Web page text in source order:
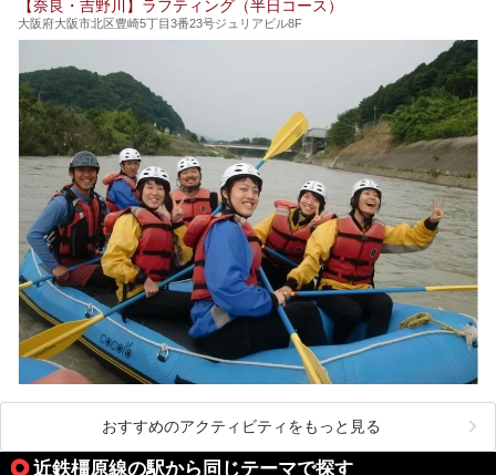
開湯300年と歴史のある霊験あらたかな吉野の湯で、春を感
じる湯治の旅はいかがでしょう。
今回は奈良県吉野のおすすめ温泉を紹介いたします！
【奈良・吉野川】ラフティング（半日コース）
大阪府大阪市北区豊崎5丁目3番23号ジュリアビル8F
おすすめのアクティビティをもっと見る
近鉄橿原線の駅から同じテーマで探す